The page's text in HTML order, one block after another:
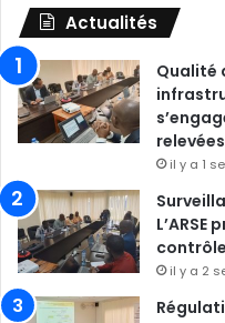
Actualités
Qualité
relevées
il y a 1
contrôle
il y a 2